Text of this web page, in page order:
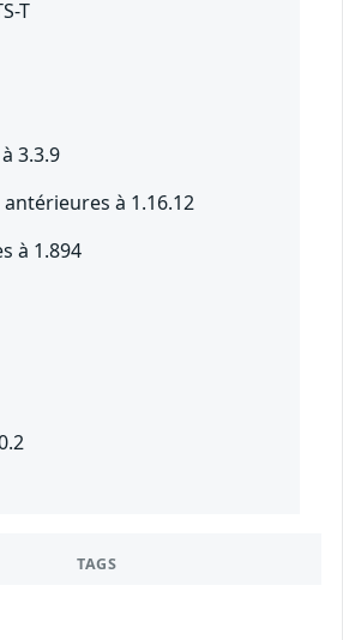
T
3.3.9
à 1.16.12
à 1.894
TAGS